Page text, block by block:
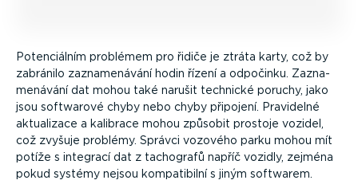
Poten­ci­álním problémem pro řidiče je ztráta karty, což by
zabránilo zazna­me­návání hodin řízení a odpočinku. Zazna­
me­návání dat mohou také narušit technické poruchy, jako
jsou softwarové chyby nebo chyby připojení. Pravidelné
aktualizace a kalibrace mohou způsobit prostoje vozidel,
což zvyšuje problémy. Správci vozového parku mohou mít
potíže s integrací dat z tachografů napříč vozidly, zejména
pokud systémy nejsou kompa­ti­bilní s jiným softwarem.